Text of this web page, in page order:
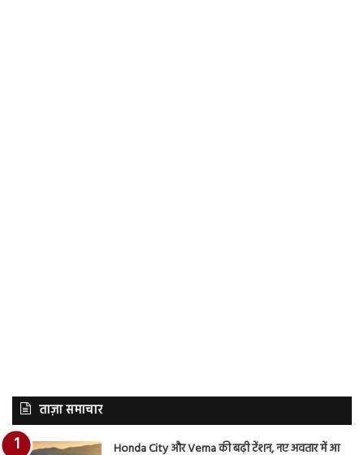
ताज़ा समाचार
Honda City और Verna की बढ़ी टेंशन, नए अवतार में आ